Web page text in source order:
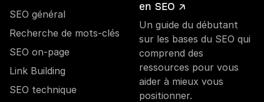
SEO général
Recherche de mots-clés
SEO on-page
Link Building
SEO technique
en SEO ↗
Un guide du débutant
sur les bases du SEO qui
comprend des
ressources pour vous
aider à mieux vous
positionner.